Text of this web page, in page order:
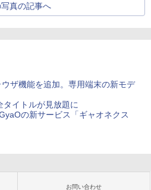
写真の記事へ
ザ機能を追加。専用端末の新モデ
イトルが見放題に
の新サービス「ギャオネクス
お問い合わせ